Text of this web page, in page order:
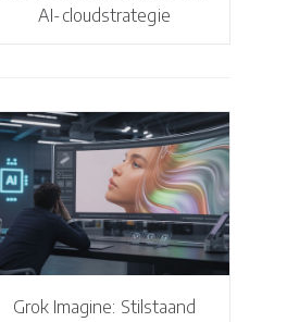
AI-cloudstrategie
Grok Imagine: Stilstaand